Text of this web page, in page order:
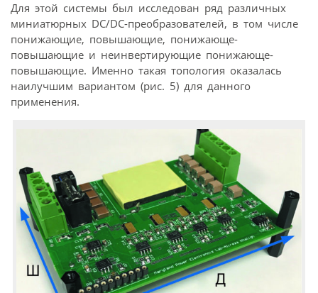
Для этой системы был исследован ряд различных
миниатюрных DC/DC-преобразователей, в том числе
понижающие, повышающие, понижающе-
повышающие и неинвертирующие понижающе-
повышающие. Именно такая топология оказалась
наилучшим вариантом (рис. 5) для данного
применения.